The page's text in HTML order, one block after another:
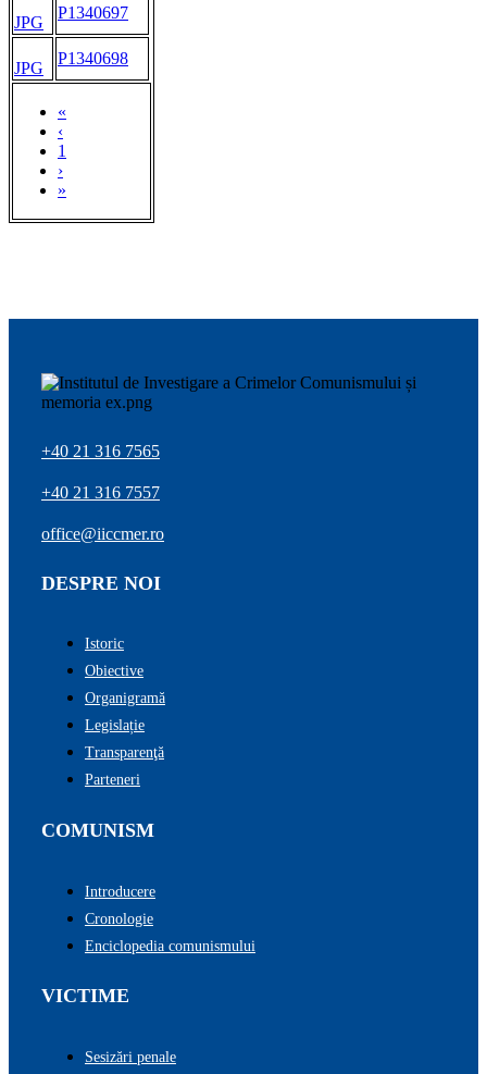
«
‹
1
›
»
JPG
P1340697
JPG
P1340698
+40 21 316 7565
+40 21 316 7557
office@iiccmer.ro
DESPRE NOI
Istoric
Obiective
Organigramă
Legislație
Transparenţă
Parteneri
COMUNISM
Introducere
Cronologie
Enciclopedia comunismului
VICTIME
Sesizări penale